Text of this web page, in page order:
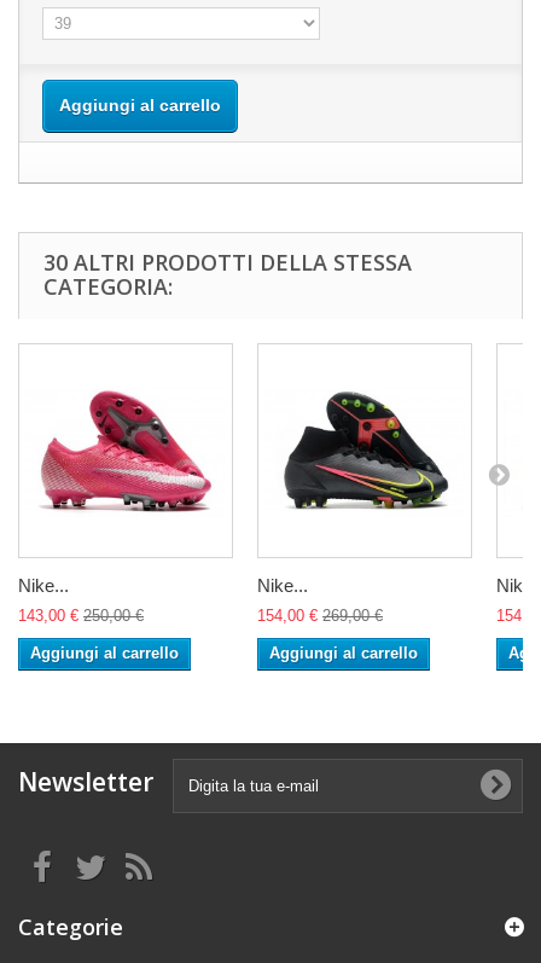
Aggiungi al carrello
30 ALTRI PRODOTTI DELLA STESSA
CATEGORIA:
Nike...
143,00 € 250,00 €
Aggiungi al carrello
Nike...
154,00 € 269,00 €
Aggiungi al carrello
Newsletter
Categorie